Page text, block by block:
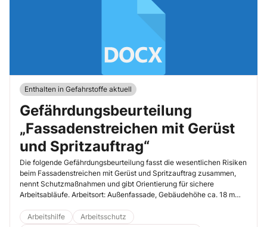
Enthalten in Gefahrstoffe aktuell
Gefährdungsbeurteilung
„Fassadenstreichen mit Gerüst
und Spritzauftrag“
Die folgende Gefährdungsbeurteilung fasst die wesentlichen Risiken
beim Fassadenstreichen mit Gerüst und Spritzauftrag zusammen,
nennt Schutzmaßnahmen und gibt Orientierung für sichere
Arbeitsabläufe. Arbeitsort: Außenfassade, Gebäudehöhe ca. 18 m
Arbeitshilfe
Arbeitsschutz